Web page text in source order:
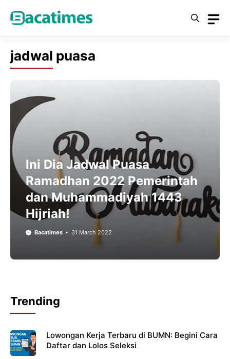
jadwal puasa
Ini Dia Jadwal Puasa
Ramadhan 2022 Pemerintah
dan Muhammadiyah 1443
Hijriah!
Bacatimes 31 March 2022
Trending
Lowongan Kerja Terbaru di BUMN: Begini Cara
Daftar dan Lolos Seleksi